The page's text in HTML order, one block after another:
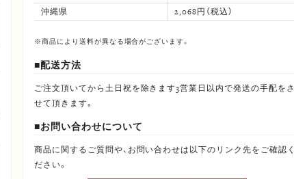
沖縄県
2,068円（税込）
※商品により送料が異なる場合がございます。
配送方法
ご注文頂いてから土日祝を除きます3営業日以内で発送の手配をさ
せて頂きます。
お問い合わせについて
商品に関するご質問や、お問い合わせは以下のリンク先をご確認く
ださい。